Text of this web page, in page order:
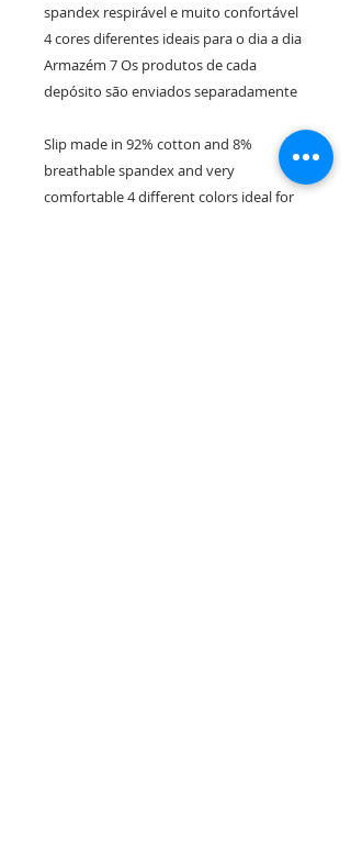
spandex respirável e muito confortável
4 cores diferentes ideais para o dia a dia
Armazém 7 Os produtos de cada
depósito são enviados separadamente
Slip made in 92% cotton and 8%
breathable spandex and very
comfortable 4 different colors ideal for